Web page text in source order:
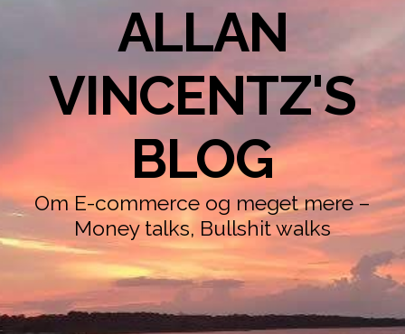
ALLAN
VINCENTZ'S
BLOG
Om E-commerce og meget mere –
Money talks, Bullshit walks